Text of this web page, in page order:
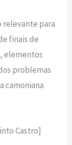
para
finais de
elementos
problemas
camoniana
Castro]